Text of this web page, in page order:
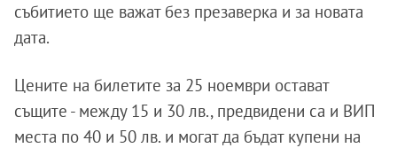
събитието ще важат без презаверка и за новата
дата.
Цените на билетите за 25 ноември остават
същите - между 15 и 30 лв., предвидени са и ВИП
места по 40 и 50 лв. и могат да бъдат купени на